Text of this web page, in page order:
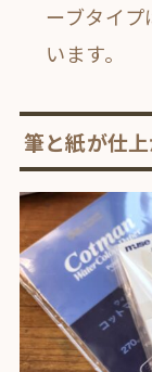
ーブタイ
います。
筆と紙が仕